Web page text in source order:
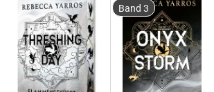
Violet muss entscheiden, ob sie ans
College zurückkehren will . . . und
vertrauen kann.
Alle hatten erwartet, dass Violet
Band 3